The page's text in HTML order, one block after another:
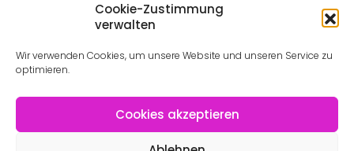
Cookie-Zustimmung
verwalten
Wir verwenden Cookies, um unsere Website und unseren Service zu
optimieren.
Cookies akzeptieren